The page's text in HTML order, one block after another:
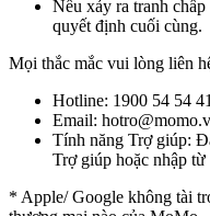
Nếu xảy ra tranh
quyết định cuối cùng.
Mọi thắc mắc vui lòng liên
Hotline: 1900 54 54
Email:
Tính năng Trợ giúp:
Trợ giúp hoặc nhập
* Apple/ Google không tài